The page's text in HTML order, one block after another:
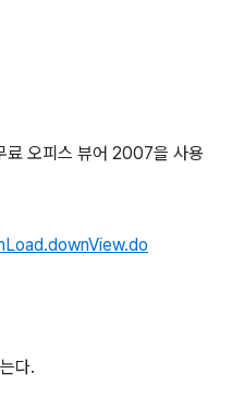
료 오피스 뷰어 2007을 사용
다.